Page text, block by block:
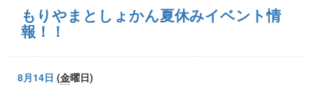
もりやまとしょかん夏休みイベント情
報！！
8月14日 (金曜日)